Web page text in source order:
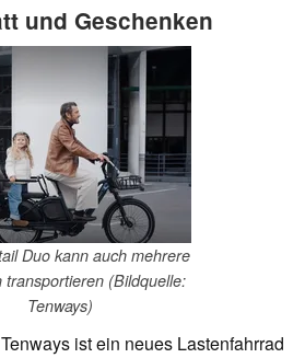
und Geschenken
Duo kann auch mehrere
transportieren (Bildquelle:
Tenways)
ist ein neues Lastenfahrrad